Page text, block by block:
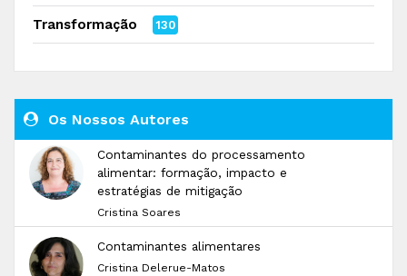
Transformação 130
Os Nossos Autores
Contaminantes do processamento
alimentar: formação, impacto e
estratégias de mitigação
Cristina Soares
Contaminantes alimentares
Cristina Delerue-Matos